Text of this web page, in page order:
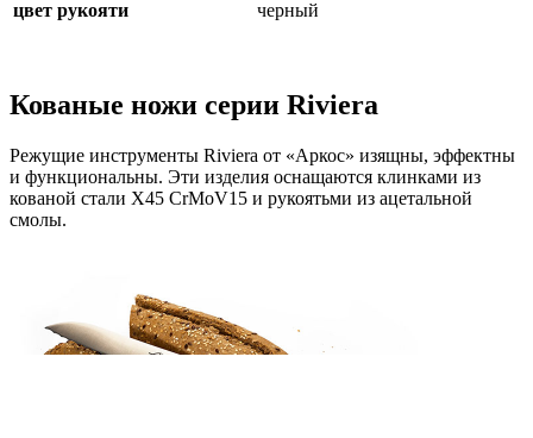
цвет рукояти черный
Кованые ножи серии Riviera
Режущие инструменты Riviera от «Аркос» изящны, эффектны
и функциональны. Эти изделия оснащаются клинками из
кованой стали X45 CrMoV15 и рукоятьми из ацетальной
смолы.